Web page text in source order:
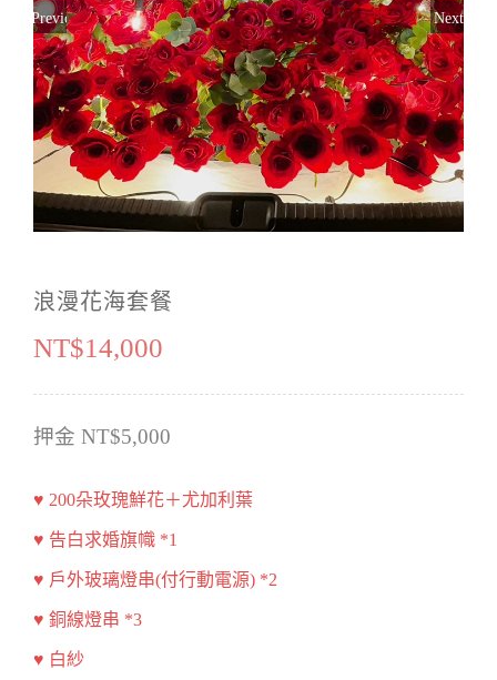
告白＆節日驚喜佈置
寶寶週歲佈置
生日佈置
超值浪漫方案
美式風格-燈藝主調
韓系文青風格
大型氣球主題
氛圍設備出租
高流明投影機
投影布幕
活動音響
花束
鮮花
永生花
Previous Next
浪漫花海套餐
NT$14,000
押金 NT$5,000
♥ 200朵玫瑰鮮花＋尤加利葉
♥ 告白求婚旗幟 *1
♥ 戶外玻璃燈串(付行動電源) *2
♥ 銅線燈串 *3
♥ 白紗